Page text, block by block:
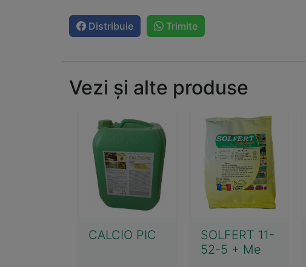
Distribuie Trimite
Vezi și alte produse
CALCIO PIC
SOLFERT 11-
52-5 + Me